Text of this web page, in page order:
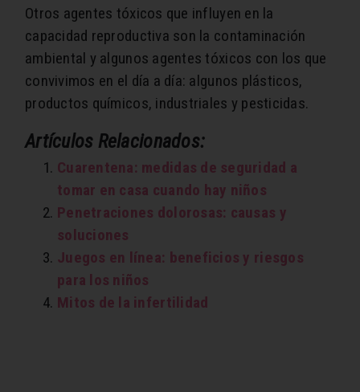
Otros agentes tóxicos que influyen en la
capacidad reproductiva son la contaminación
ambiental y algunos agentes tóxicos con los que
convivimos en el día a día: algunos plásticos,
productos químicos, industriales y pesticidas.
Artículos Relacionados:
Cuarentena: medidas de seguridad a
tomar en casa cuando hay niños
Penetraciones dolorosas: causas y
soluciones
Juegos en línea: beneficios y riesgos
para los niños
Mitos de la infertilidad